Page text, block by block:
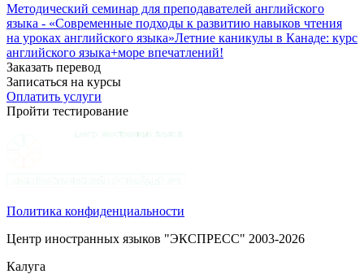
Методический семинар для преподавателей английского
языка - «Современные подходы к развитию навыков чтения
на уроках английского языка»Летние каникулы в Канаде: курс
английского языка+море впечатлений!
Заказать перевод
Записаться на курсы
Оплатить услуги
Пройти тестирование
Политика конфиденциальности
Центр иностранных языков "ЭКСПРЕСС" 2003-2026
Калуга